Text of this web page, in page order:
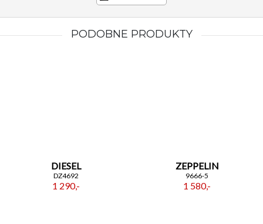
PODOBNE PRODUKTY
DIESEL
DZ4692
1 290,-
ZEPPELIN
9666-5
1 580,-